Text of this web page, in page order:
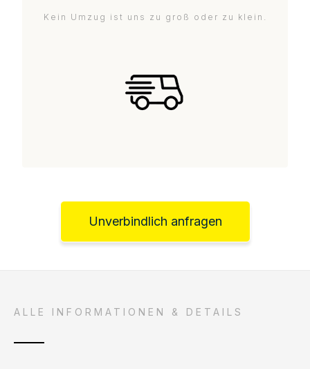
Kein Umzug ist uns zu groß oder zu klein.
Unverbindlich anfragen
ALLE INFORMATIONEN & DETAILS